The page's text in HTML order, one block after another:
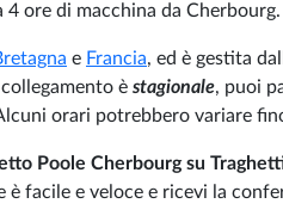
4 ore di macchina da Cherbourg.
e Francia, ed è gestita
è stagionale, puoi
orari potrebbero variare
Poole Cherbourg su
facile e veloce e ricevi la